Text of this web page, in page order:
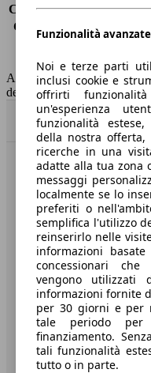
Consumo (extra-urbano)
Consumo (combinato)*
Capacità del serbatoio
AutoScout24 non si assume
dei dati.
Benvenuti su
Società
A proposito di
Stampa
Media
Condizioni generali
Informazioni
Funzionalità
Noi e terze parti
inclusi cookie e
offrirti
un'esperienza
funzionalità estese,
della nostra
ricerche in una
adatte alla tua zona
messaggi
localmente se lo
preferiti o
semplifica l'utilizzo
reinserirlo nelle
informazioni
concessionari che
vengono utilizzati
informazioni fornite
per 30 giorni e per
tale periodo per
finanziamento.
tali funzionalità
tutto o in parte.